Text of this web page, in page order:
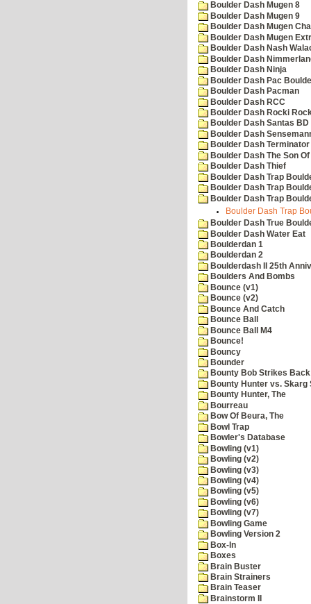
Boulder Dash Mugen 8
Boulder Dash Mugen 9
Boulder Dash Mugen
Boulder Dash Mugen
Boulder Dash Nash
Boulder Dash
Boulder Dash Ninja
Boulder Dash Pac
Boulder Dash Pacman
Boulder Dash RCC
Boulder Dash Rocki
Boulder Dash Santas
Boulder Dash
Boulder Dash
Boulder Dash The Son
Boulder Dash Thief
Boulder Dash Trap
Boulder Dash Trap
Boulder Dash Trap
Boulder Dash Trap
Boulder Dash True
Boulder Dash Water Eat
Boulderdan 1
Boulderdan 2
Boulderdash II 25th
Boulders And Bombs
Bounce (v1)
Bounce (v2)
Bounce And Catch
Bounce Ball
Bounce Ball M4
Bounce!
Bouncy
Bounder
Bounty Bob Strikes
Bounty Hunter vs. Skarg
Bounty Hunter, The
Bourreau
Bow Of Beura, The
Bowl Trap
Bowler's Database
Bowling (v1)
Bowling (v2)
Bowling (v3)
Bowling (v4)
Bowling (v5)
Bowling (v6)
Bowling (v7)
Bowling Game
Bowling Version 2
Box-In
Boxes
Brain Buster
Brain Strainers
Brain Teaser
Brainstorm II